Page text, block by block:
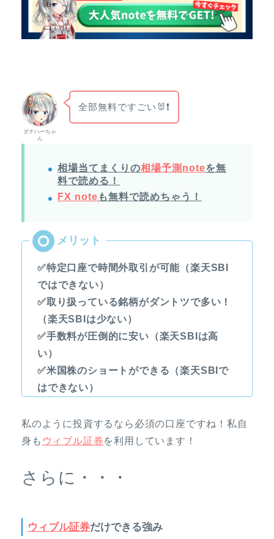
ダナハーちゃ
ん
全部無料ですごい🐰❗
相場当てまくりの相場予測noteを無
料で読める！
FX note も無料で読めちゃう！
✅特定口座で時間外取引が可能（楽天SBI
ではできない）
✅取り扱っている銘柄がダントツで多い！
（楽天SBIは少ない）
✅手数料が圧倒的に安い（楽天SBIは高
い）
✅米国株のショートができる（楽天SBIで
はできない）
私のように投資するなら必須の口座ですね！私自
身も ウィブル証券を利用しています！
さらに・・・
ウィブル証券だけできる強み